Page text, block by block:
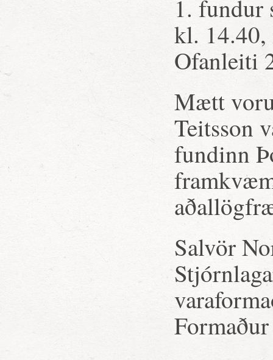
1. fundur
kl.
Ofanleiti
Mætt
Teitsson
fundinn
Salvör